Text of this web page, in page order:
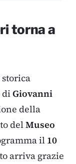
torna a
diGiovanni
della
delMuseo
il 10
arriva grazie